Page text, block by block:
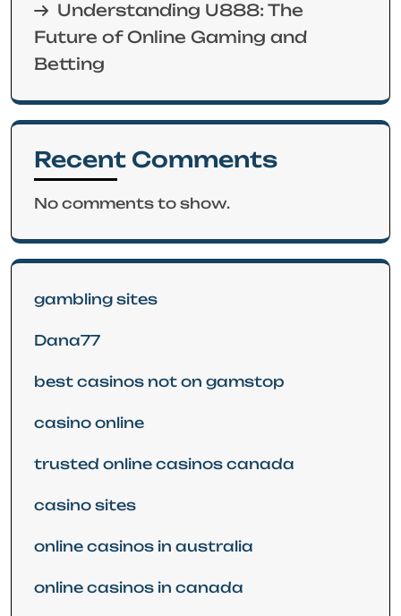
Understanding U888: The
Future of Online Gaming and
Betting
Recent Comments
No comments to show.
gambling sites
Dana77
best casinos not on gamstop
casino online
trusted online casinos canada
casino sites
online casinos in australia
online casinos in canada